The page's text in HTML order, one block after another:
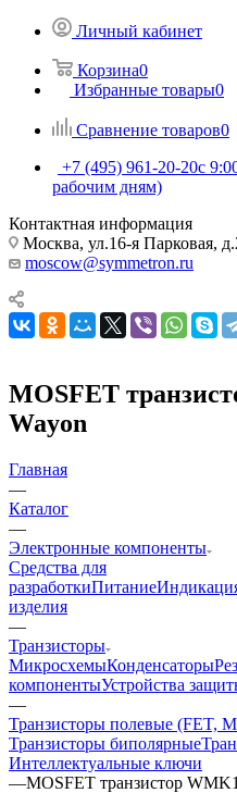
Личный кабинет
Корзина0
Избранные товары0
Сравнение товаров0
+7 (495) 961-20-20с
рабочим дням)
Контактная информация
Москва, ул.16-я Парковая,
moscow@symmetron.ru
MOSFET
Wayon
Главная
—
Каталог
—
Электронные компоненты
Средства для
разработкиПитание
изделия
—
Транзисторы
МикросхемыКонденсаторы
компонентыУстройства
—
Транзисторы полевые (FET,
Транзисторы биполярные
Интеллектуальные ключи
—MOSFET транзистор